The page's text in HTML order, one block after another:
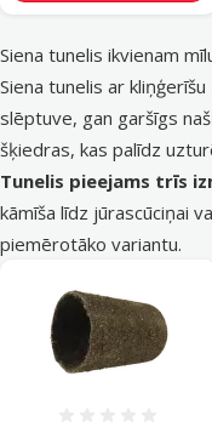
Siena tunelis ikvienam
Siena tunelis ar
slēptuve, gan garšīgs
šķiedras, kas palīdz
Tunelis pieejams trīs
kāmīša līdz jūrascūciņai
piemērotāko variantu.